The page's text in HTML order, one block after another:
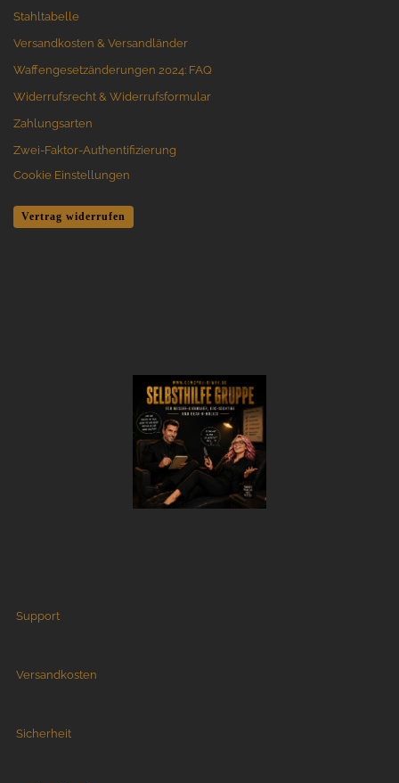
Stahltabelle
Versandkosten & Versandländer
Waffengesetzänderungen 2024: FAQ
Widerrufsrecht & Widerrufsformular
Zahlungsarten
Zwei-Faktor-Authentifizierung
Cookie Einstellungen
Vertrag widerrufen
Support
Versandkosten
Sicherheit